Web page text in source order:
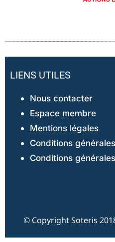
LIENS UTILES
Nous contacter
Espace membre
Mentions légales
Conditions
Conditions
© Copyright Soteris